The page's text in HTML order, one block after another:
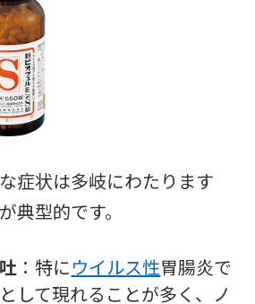
症状は多岐にわたります
典型的です。
：特にウイルス性胃腸炎で
して現れることが多く、ノ